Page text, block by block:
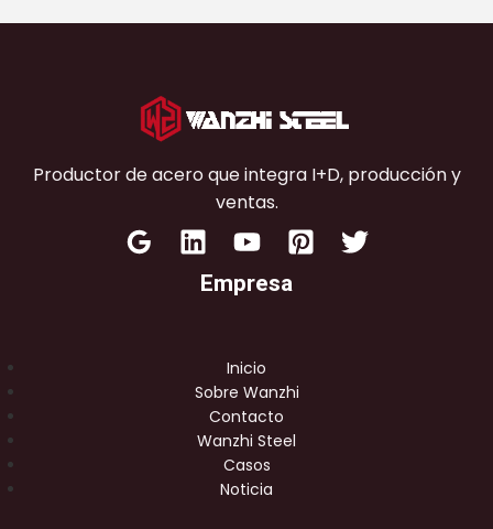
Productor de acero que integra I+D, producción y
ventas.
Empresa
Inicio
Sobre Wanzhi
Contacto
Wanzhi Steel
Casos
Noticia